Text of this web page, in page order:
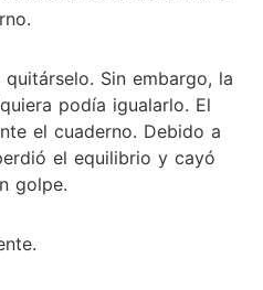
Sin embargo, la
podía igualarlo. El
el cuaderno. Debido a
el equilibrio y cayó
golpe.